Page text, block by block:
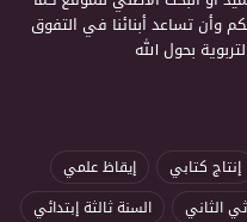
وأن تساعد أبنائنا في التفوق
بحول الله
إنتاج كتابي
إيقاظ علمي
الثاني
السنة ثالثة إبتدائي